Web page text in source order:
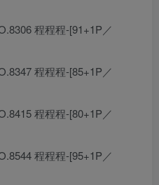
程程程-[91+1P／
程程程-[85+1P／
程程程-[80+1P／
程程程-[95+1P／